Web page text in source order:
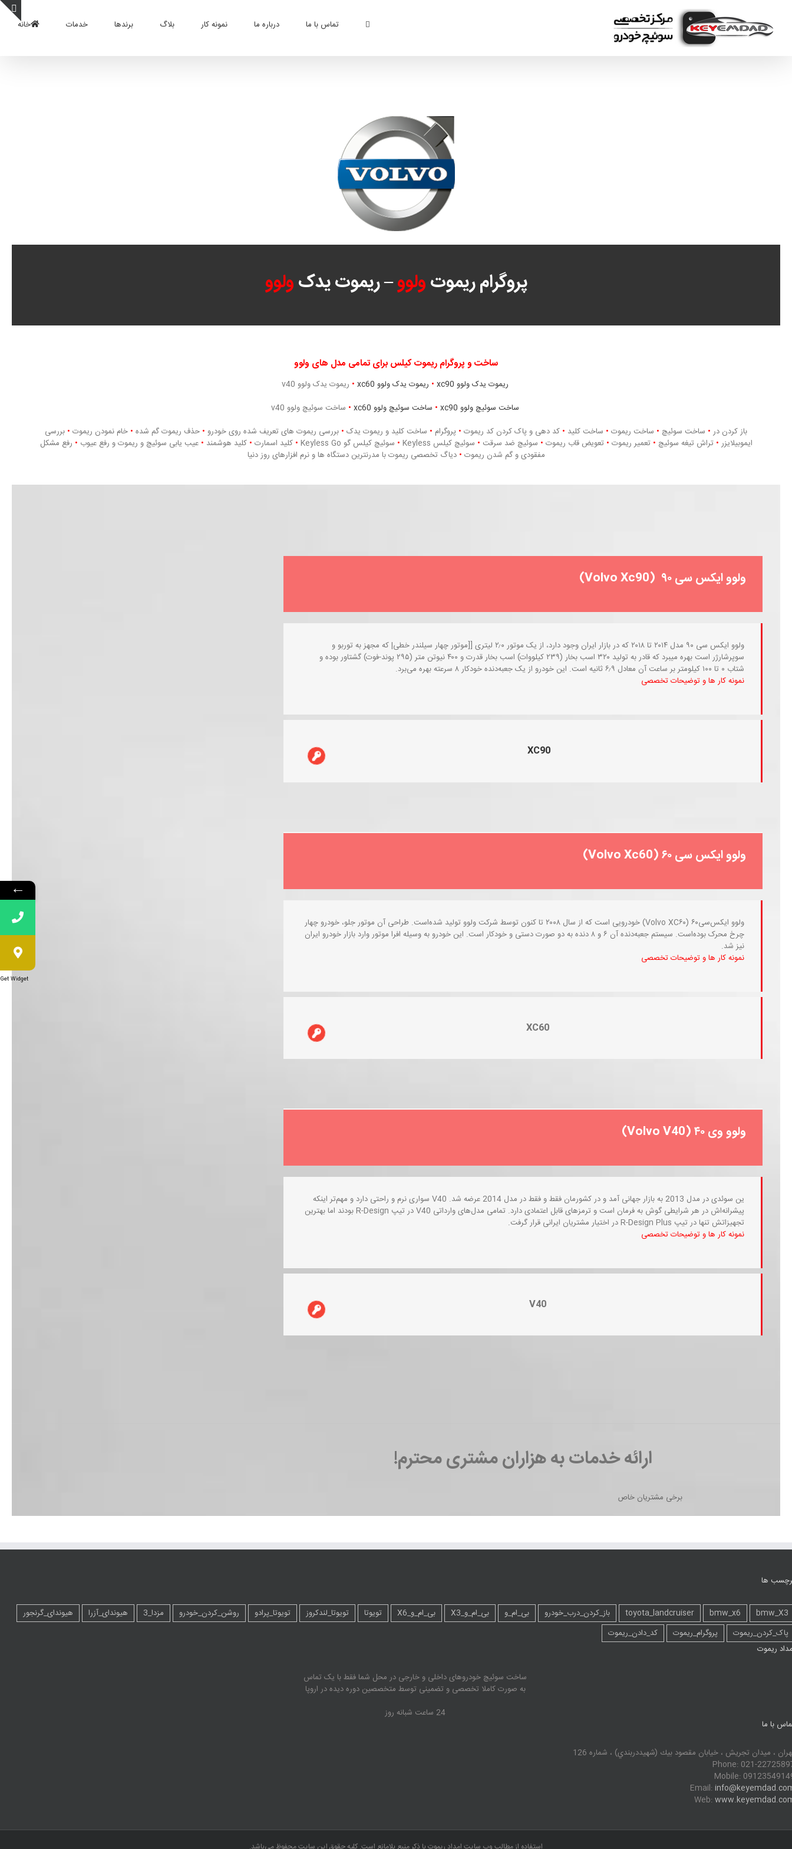
content
خانه خدمات برندها بلاگ نمونه کار درباره ما تماس با ما
پروگرام ریموتولوو– ریموت یدکولوو
ساخت و پروگرام ریموت کیلس برای تمامی مدل های ولوو
ریموت یدک ولوو xc90 • ریموت یدک ولوو xc60 • ریموت یدک ولوو v40
ساخت سوئیچ ولوو xc90
• ساخت سوئیچ ولوو xc60 • ساخت سوئیچ ولوو v40
باز کردن در • ساخت سوئیچ • ساخت ریموت • ساخت کلید • کد دهی و پاک کردن کد ریموت • پروگرام • ساخت کلید و ریموت یدک • بررسی ریموت های تعریف شده روی خودرو • حذف ریموت گم شده • خام نمودن ریموت • بررسی
ایموبیلایزر • تراش تیغه سوئیچ • تعمیر ریموت • تعویض قاب ریموت • سوئیچ ضد سرقت • سوئیچ کیلس Keyless • سوئیچ کیلس گو Keyless Go • کلید اسمارت • کلید هوشمند • عیب یابی سوئیچ و ریموت و رفع عیوب • رفع مشکل
مفقودی و گم شدن ریموت • دیاگ تخصصی ریموت با مدرنترین دستگاه ها و نرم افزارهای روز دنیا
ولوو ایکس سی ۹۰ (Volvo Xc90)
ولوو ایکس سی ۹۰ مدل ۲۰۱۴ تا ۲۰۱۸ که در بازار ایران وجود دارد، از یک موتور ۲٫۰ لیتری [[موتور چهار سیلندر خطی| که مجهز به توربو و
سوپرشارژر است بهره میبرد که قادر به تولید ۳۲۰ اسب بخار (۲۳۹ کیلووات) اسب بخار قدرت و ۴۰۰ نیوتن متر (۲۹۵ پوند-فوت) گشتاور بوده و
شتاب ۰ تا ۱۰۰ کیلومتر بر ساعت آن معادل ۶٫۹ ثانیه است. این خودرو از یک جعبه‌دنده خودکار ۸ سرعته بهره می‌برد.
نمونه کار ها و توضیحات تخصصی
XC90
ولوو ایکس سی ۶۰ (Volvo Xc60)
ولوو ایکس‌سی۶۰ (Volvo XC۶۰) خودرویی است که از سال ۲۰۰۸ تا کنون توسط شرکت ولوو تولید شده‌است. طراحی آن موتور جلو، خودرو چهار
چرخ محرک بوده‌است. سیستم جعبه‌دنده آن ۶ و ۸ دنده به دو صورت دستی و خودکار است. این خودرو به وسیله افرا موتور وارد بازار خودرو ایران
نیز شد.
نمونه کار ها و توضیحات تخصصی
XC60
ولوو وی ۴۰ (Volvo V40)
ین سوئدی در مدل 2013 به بازار جهانی آمد و در کشورمان فقط و فقط در مدل 2014 عرضه شد. V40 سواری نرم و راحتی دارد و مهم‌تر اینکه
پیشرانه‌اش در هر شرایطی گوش به فرمان است و ترمزهای قابل اعتمادی دارد. تمامی مدل‌های وارداتی V40 در تیپ R-Design بودند اما بهترین
تجهیزاتش تنها در تیپ R-Design Plus در اختیار مشتریان ایرانی قرار گرفت.
نمونه کار ها و توضیحات تخصصی
V40
ارائه خدمات به هزاران مشتری محترم!
برخی مشتریان خاص
ها
bmw_X3
bmw_x6
toyota_landcruiser باز_کردن_درب_خودرو بی_ام_و بی_ام_و_X3 بی_ام_و_X6 تویوتا تویوتا_لندکروز تویوتا_پرادو روشن_کردن_خودرو مزدا_3 هیوندای_آزرا
هیوندای_گرنجور
پاک_کردن_ریموت
پروگرام_ریموت
کد_دادن_ریموت
ریموت
ساخت سوئیچ خودروهای داخلی و خارجی در محل شما فقط با یک تماس
به صورت کاملا تخصصی و تضمینی توسط متخصصین دوره دیده در اروپا
24 ساعت شبانه روز
با ما
، ميدان تجريش ، خيابان مقصود بيك (شهيددربندي) ، شماره 126
Phone: 021-
Mobile:
Email:
Web:
←
Get Widget